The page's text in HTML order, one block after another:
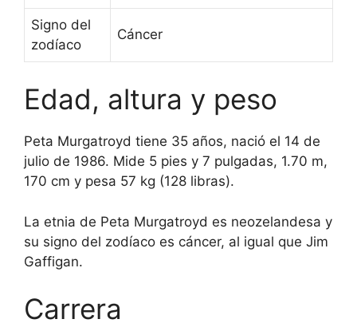
Signo del
zodíaco
Cáncer
Edad, altura y peso
Peta Murgatroyd tiene 35 años, nació el 14 de
julio de 1986. Mide 5 pies y 7 pulgadas, 1.70 m,
170 cm y pesa 57 kg (128 libras).
La etnia de Peta Murgatroyd es neozelandesa y
su signo del zodíaco es cáncer, al igual que Jim
Gaffigan.
Carrera